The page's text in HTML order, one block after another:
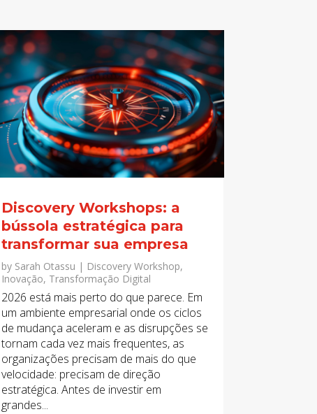
Discovery Workshops: a
bússola estratégica para
transformar sua empresa
by Sarah Otassu | Discovery Workshop,
Inovação, Transformação Digital
2026 está mais perto do que parece. Em
um ambiente empresarial onde os ciclos
de mudança aceleram e as disrupções se
tornam cada vez mais frequentes, as
organizações precisam de mais do que
velocidade: precisam de direção
estratégica. Antes de investir em
grandes...